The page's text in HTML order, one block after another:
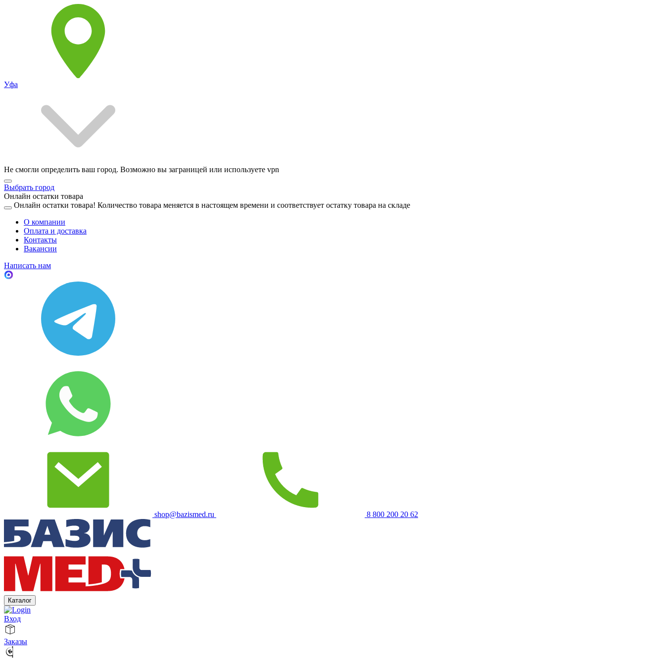
Уфа
Не смогли определить ваш город. Возможно вы заграницей или используете vpn
Выбрать город
Онлайн остатки товара
Онлайн остатки товара! Количество товара меняется в настоящем времени и соответствует остатку товара на складе
О компании
Оплата и доставка
Контакты
Вакансии
Написать нам
shop@bazismed.ru 8 800 200 20 62
Каталог
Вход
Заказы